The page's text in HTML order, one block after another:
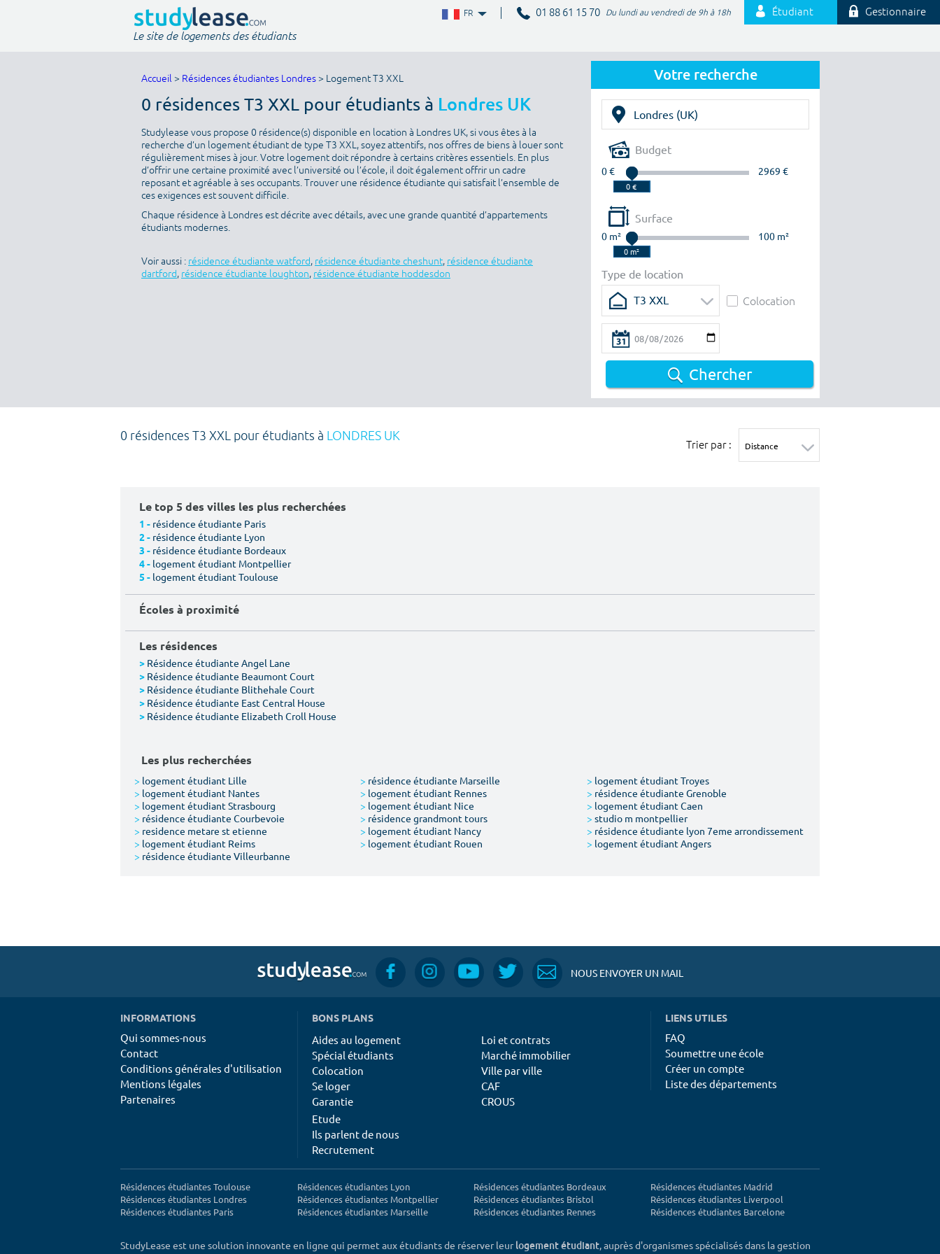
FR 01 88 61 15 70 Du lundi au vendredi de 9h à 18h Étudiant Gestionnaire
Le site de logements des étudiants
Votre recherche
Budget
0 € 2969 €
Surface
0 m² 100 m²
Type de location
T3 XXL
Colocation
Chercher
Accueil > Résidences étudiantes Londres > Logement T3 XXL
0 résidences T3 XXL pour étudiants à Londres UK
Studylease vous propose 0 résidence(s) disponible en location à Londres UK, si vous êtes à la
recherche d’un logement étudiant de type T3 XXL, soyez attentifs, nos offres de biens à louer sont
régulièrement mises à jour. Votre logement doit répondre à certains critères essentiels. En plus
d’offrir une certaine proximité avec l’université ou l’école, il doit également offrir un cadre
reposant et agréable à ses occupants. Trouver une résidence étudiante qui satisfait l’ensemble de
ces exigences est souvent difficile.
Chaque résidence à Londres est décrite avec détails, avec une grande quantité d’appartements
étudiants modernes.
Voir aussi : résidence étudiante watford, résidence étudiante cheshunt, résidence étudiante
dartford, résidence étudiante loughton, résidence étudiante hoddesdon
0 résidences T3 XXL pour étudiants à LONDRES UK
Trier par :
Le top 5 des villes les plus recherchées
1 - résidence étudiante Paris
2 - résidence étudiante Lyon
3 - résidence étudiante Bordeaux
4 - logement étudiant Montpellier
5 - logement étudiant Toulouse
Écoles à proximité
Les résidences
> Résidence étudiante Angel Lane
> Résidence étudiante Beaumont Court
> Résidence étudiante Blithehale Court
> Résidence étudiante East Central House
> Résidence étudiante Elizabeth Croll House
Les plus recherchées
> logement étudiant Lille > résidence étudiante Marseille > logement étudiant Troyes
> logement étudiant Nantes > logement étudiant Rennes > résidence étudiante Grenoble
> logement étudiant Strasbourg > logement étudiant Nice > logement étudiant Caen
> résidence étudiante Courbevoie > résidence grandmont tours > studio m montpellier
> residence metare st etienne > logement étudiant Nancy > résidence étudiante lyon 7eme arrondissement
> logement étudiant Reims > logement étudiant Rouen > logement étudiant Angers
> résidence étudiante Villeurbanne
NOUS ENVOYER UN MAIL
INFORMATIONS
Qui sommes-nous
Contact
Conditions générales d'utilisation
Mentions légales
Partenaires
BONS PLANS
Aides au logement
Spécial étudiants
Colocation
Se loger
Garantie
Loi et contrats
Marché immobilier
Ville par ville
CAF
CROUS
Etude
Ils parlent de nous
Recrutement
LIENS UTILES
FAQ
Soumettre une école
Créer un compte
Liste des départements
Résidences étudiantes Toulouse
Résidences étudiantes Londres
Résidences étudiantes Paris
Résidences étudiantes Lyon
Résidences étudiantes Montpellier
Résidences étudiantes Marseille
Résidences étudiantes Bordeaux
Résidences étudiantes Bristol
Résidences étudiantes Rennes
Résidences étudiantes Madrid
Résidences étudiantes Liverpool
Résidences étudiantes Barcelone
StudyLease est une solution innovante en ligne qui permet aux étudiants de réserver leurlogement étudiant, auprès d'organismes spécialisés dans la gestion